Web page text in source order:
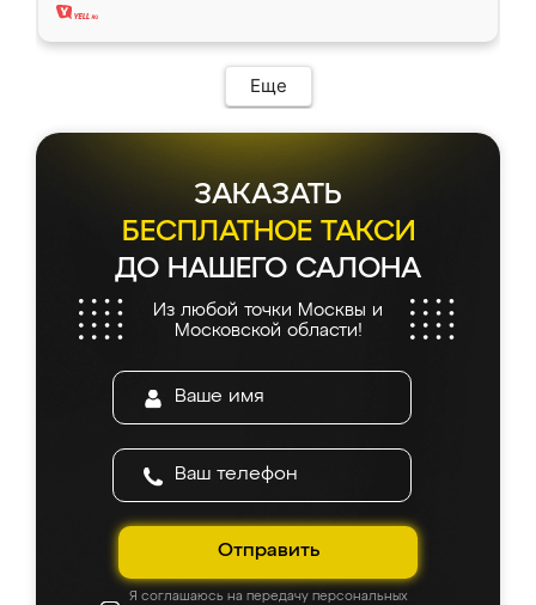
Еще
ЗАКАЗАТЬ
БЕСПЛАТНОЕ ТАКСИ
ДО НАШЕГО САЛОНА
Из любой точки Москвы и
Московской области!
Отправить
Я соглашаюсь на передачу персональных